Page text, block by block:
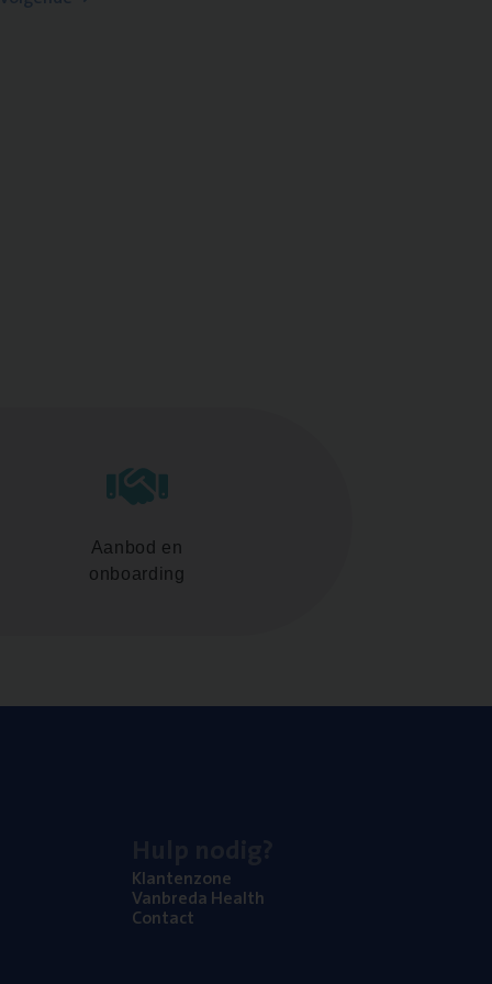
Aanbod en
onboarding
Klan­ten­zo­ne
Van­b­re­da Health
Con­tact